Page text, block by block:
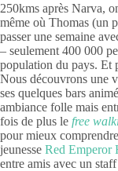
250kms après Narva,
même où Thomas (un
passer une semaine
– seulement 400 000
population du pays. Et
Nous découvrons une
ses quelques bars
ambiance folle mais
fois de plus le free
pour mieux
jeunesse Red Emperor
entre amis avec un